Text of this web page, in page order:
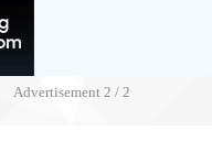
Advertisement 2 / 2